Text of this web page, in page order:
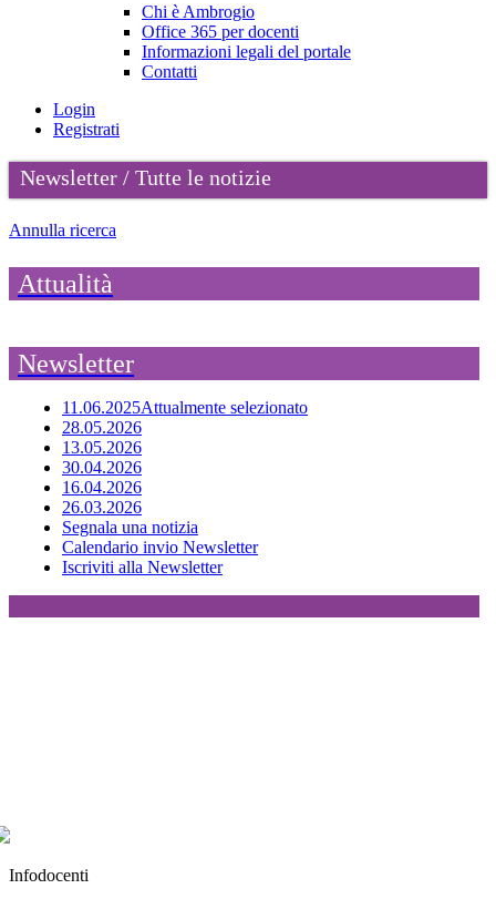
Chi è Ambrogio
Office 365 per docenti
Informazioni legali del portale
Contatti
Login
Registrati
Newsletter / Tutte le notizie
Annulla ricerca
Attualità
Newsletter
11.06.2025Attualmente selezionato
28.05.2026
13.05.2026
30.04.2026
16.04.2026
26.03.2026
Segnala una notizia
Calendario invio Newsletter
Iscriviti alla Newsletter
Infodocenti